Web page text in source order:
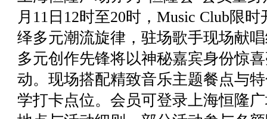
月11日12时至20时，Music Club限
绎多元潮流旋律，驻场歌手现场献
多元创作先锋将以神秘嘉宾身份惊
动。现场搭配精致音乐主题餐点与
学打卡点位。会员可登录上海恒隆